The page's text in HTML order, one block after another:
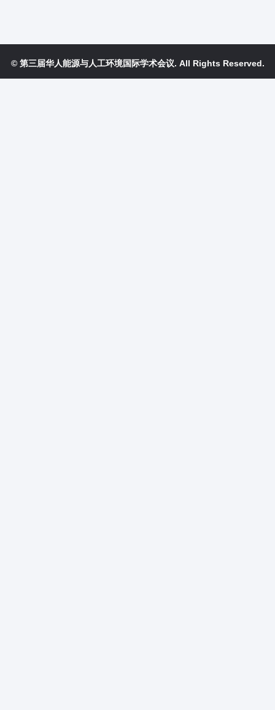
© 第三届华人能源与人工环境国际学术会议. All Rights Reserved.